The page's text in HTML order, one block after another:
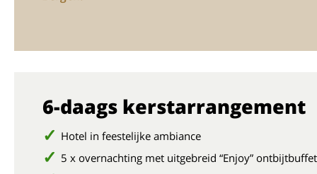
6-daags kerstarrangement
Hotel in feestelijke ambiance
5 x overnachting met uitgebreid “Enjoy” ontbijtbuffet